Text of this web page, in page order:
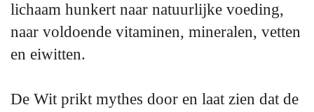
lichaam hunkert naar natuurlijke voeding,
naar voldoende vitaminen, mineralen, vetten
en eiwitten.
De Wit prikt mythes door en laat zien dat de